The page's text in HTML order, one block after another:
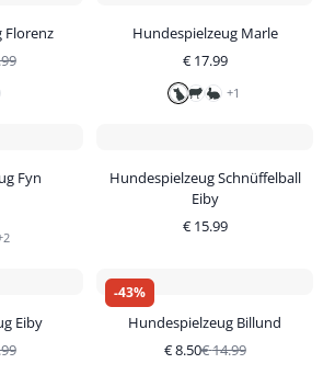
Florenz
Hundespielzeug Marle
€ 17.99
+1
Fyn
2
Hundespielzeug Schnüffelball
Eiby
€ 15.99
Eiby
-43%
Hundespielzeug Billund
€8.50€14.99